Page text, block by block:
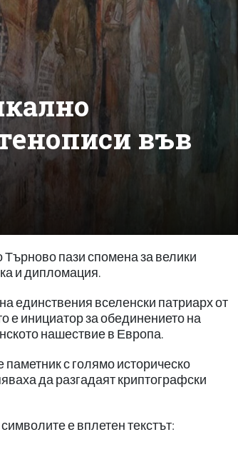
във
пази спомена за велики
и дипломация.
единствения вселенски патриарх от
е инициатор за обединението на
нашествие в Европа.
с голямо историческо
да разгадаят криптографски
е вплетен текстът: